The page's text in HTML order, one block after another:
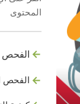
المحتوى
الفحص